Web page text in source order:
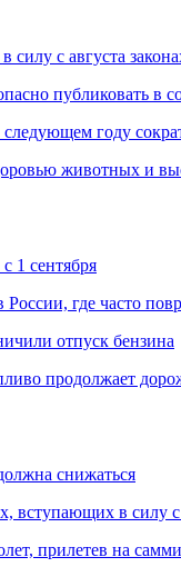
с августа
публиковать в
году
животных и
1 сентября
России, где часто
отпуск бензина
продолжает
снижаться
вступающих в силу
прилетев на